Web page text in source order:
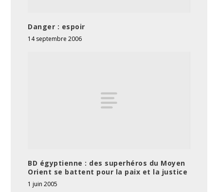
Danger : espoir
14 septembre 2006
BD égyptienne : des superhéros du Moyen
Orient se battent pour la paix et la justice
1 juin 2005